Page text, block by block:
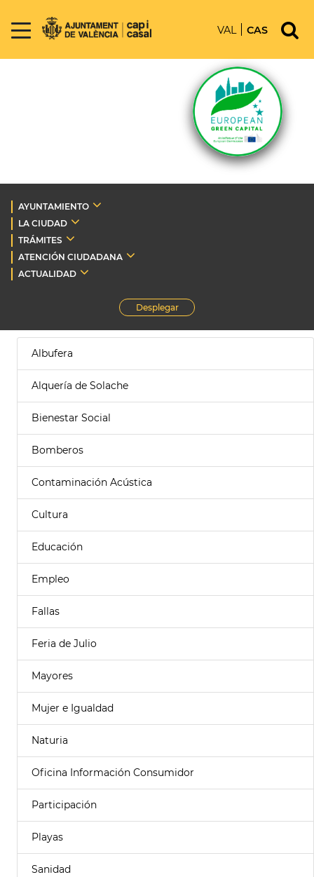
VAL CAS
AYUNTAMIENTO
LA CIUDAD
TRÁMITES
ATENCIÓN CIUDADANA
ACTUALIDAD
Desplegar
Albufera
Alquería de Solache
Bienestar Social
Bomberos
Contaminación Acústica
Cultura
Educación
Empleo
Fallas
Feria de Julio
Mayores
Mujer e Igualdad
Naturia
Oficina Información Consumidor
Participación
Playas
Sanidad